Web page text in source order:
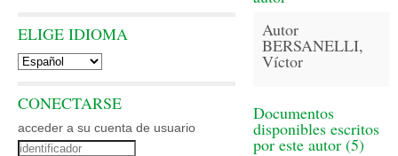
Autor
BERSANELLI,
Víctor
Documentos
disponibles escritos
por este autor (5)
ELIGE IDIOMA
CONECTARSE
acceder a su cuenta de usuario